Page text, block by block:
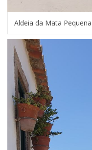
Aldeia da Mata